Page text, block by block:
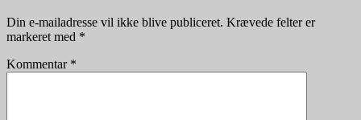
Din e-mailadresse vil ikke blive publiceret. Krævede felter er
markeret med *
Kommentar *